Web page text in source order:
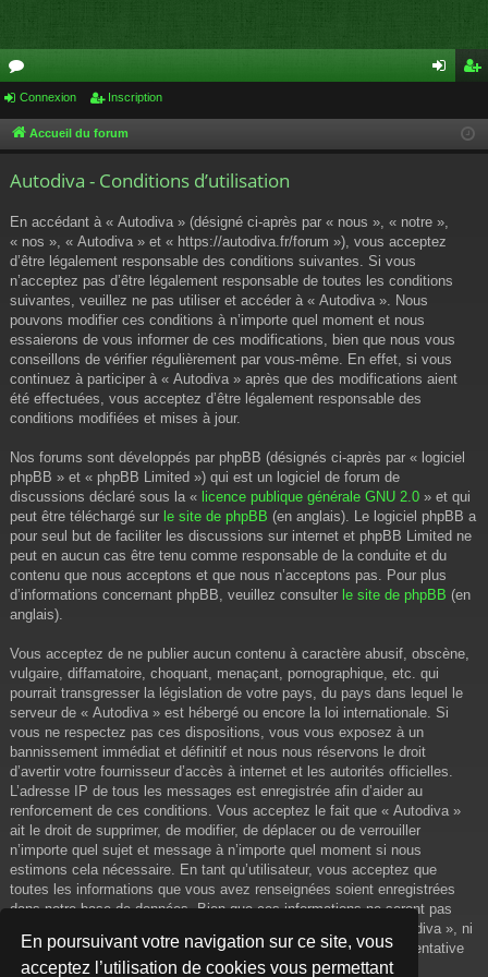
En poursuivant votre navigation sur ce site, vous
acceptez l’utilisation de cookies vous permettant
or
u cri
Connexion Inscription
Accueil du forum
Autodiva - Conditions d’utilisation
En accédant à « Autodiva » (désigné ci-après par « nous », « notre »,
« nos », « Autodiva » et « https://autodiva.fr/forum »), vous acceptez
d’être légalement responsable des conditions suivantes. Si vous
n’acceptez pas d’être légalement responsable de toutes les conditions
suivantes, veuillez ne pas utiliser et accéder à « Autodiva ». Nous
pouvons modifier ces conditions à n’importe quel moment et nous
essaierons de vous informer de ces modifications, bien que nous vous
conseillons de vérifier régulièrement par vous-même. En effet, si vous
continuez à participer à « Autodiva » après que des modifications aient
été effectuées, vous acceptez d’être légalement responsable des
conditions modifiées et mises à jour.
Nos forums sont développés par phpBB (désignés ci-après par « logiciel
phpBB » et « phpBB Limited ») qui est un logiciel de forum de
discussions déclaré sous la « licence publique générale GNU 2.0 » et qui
peut être téléchargé sur le site de phpBB (en anglais). Le logiciel phpBB a
pour seul but de faciliter les discussions sur internet et phpBB Limited ne
peut en aucun cas être tenu comme responsable de la conduite et du
contenu que nous acceptons et que nous n’acceptons pas. Pour plus
d’informations concernant phpBB, veuillez consulter le site de phpBB (en
anglais).
Vous acceptez de ne publier aucun contenu à caractère abusif, obscène,
vulgaire, diffamatoire, choquant, menaçant, pornographique, etc. qui
pourrait transgresser la législation de votre pays, du pays dans lequel le
serveur de « Autodiva » est hébergé ou encore la loi internationale. Si
vous ne respectez pas ces dispositions, vous vous exposez à un
bannissement immédiat et définitif et nous nous réservons le droit
d’avertir votre fournisseur d’accès à internet et les autorités officielles.
L’adresse IP de tous les messages est enregistrée afin d’aider au
renforcement de ces conditions. Vous acceptez le fait que « Autodiva »
ait le droit de supprimer, de modifier, de déplacer ou de verrouiller
n’importe quel sujet et message à n’importe quel moment si nous
estimons cela nécessaire. En tant qu’utilisateur, vous acceptez que
toutes les informations que vous avez renseignées soient enregistrées
dans notre base de données. Bien que ces informations ne seront pas
diffusées à une tierce partie sans votre consentement, ni « Autodiva », ni
phpBB, ne pourront être tenus comme responsables en cas de tentative
de piratage informatique visant à compromettre vos données.